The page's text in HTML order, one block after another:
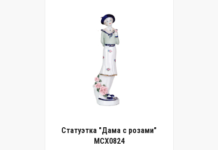
Статуэтка "Дама с розами"
MCX0824